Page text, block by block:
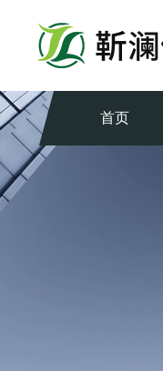
首页